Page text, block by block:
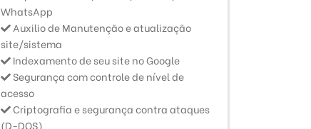
WhatsApp
Auxilio de Manutenção e atualização
site/sistema
Indexamento de seu site no Google
Segurança com controle de nível de
acesso
Criptografia e segurança contra ataques
(D-DOS)